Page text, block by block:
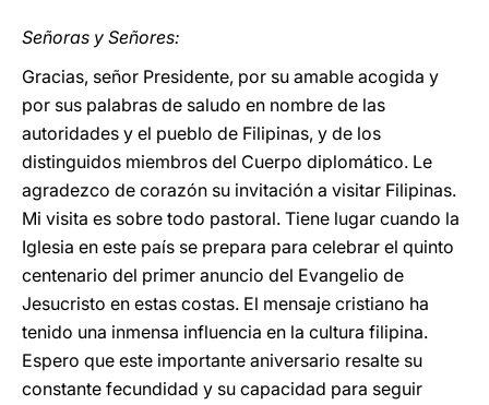
Señoras y Señores:
Gracias, señor Presidente, por su amable acogida y
por sus palabras de saludo en nombre de las
autoridades y el pueblo de Filipinas, y de los
distinguidos miembros del Cuerpo diplomático. Le
agradezco de corazón su invitación a visitar Filipinas.
Mi visita es sobre todo pastoral. Tiene lugar cuando la
Iglesia en este país se prepara para celebrar el quinto
centenario del primer anuncio del Evangelio de
Jesucristo en estas costas. El mensaje cristiano ha
tenido una inmensa influencia en la cultura filipina.
Espero que este importante aniversario resalte su
constante fecundidad y su capacidad para seguir